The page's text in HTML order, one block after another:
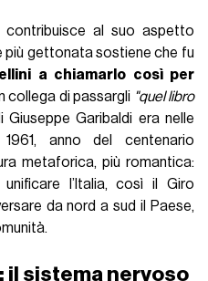
contribuisce al suo aspetto
più gettonata sostiene che fu
a chiamarlo così per
collega di passargli "quel libro
Giuseppe Garibaldi era nelle
1961, anno del centenario
metaforica, più romantica:
l’Italia, così il Giro
da nord a sud il Paese,
il sistema nervoso